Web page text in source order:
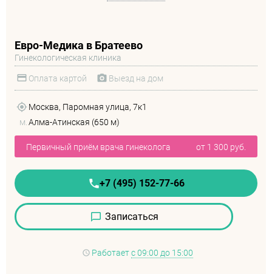
Евро-Медика в Братеево
Гинекологическая клиника
Оплата картой Выезд на дом
Москва, Паромная улица, 7к1
м. Алма-Атинская (650 м)
Первичный приём врача гинеколога от 1 300 руб.
+7 (495) 152-77-66
Записаться
Работаетс 09:00 до 15:00